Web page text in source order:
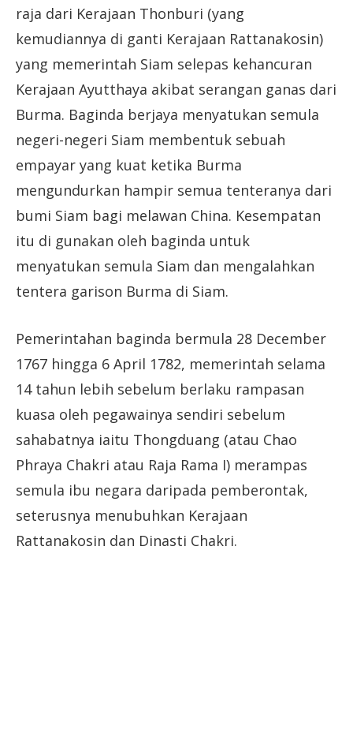
raja dari Kerajaan Thonburi (yang
kemudiannya di ganti Kerajaan Rattanakosin)
yang memerintah Siam selepas kehancuran
Kerajaan Ayutthaya akibat serangan ganas dari
Burma. Baginda berjaya menyatukan semula
negeri-negeri Siam membentuk sebuah
empayar yang kuat ketika Burma
mengundurkan hampir semua tenteranya dari
bumi Siam bagi melawan China. Kesempatan
itu di gunakan oleh baginda untuk
menyatukan semula Siam dan mengalahkan
tentera garison Burma di Siam.
Pemerintahan baginda bermula 28 December
1767 hingga 6 April 1782, memerintah selama
14 tahun lebih sebelum berlaku rampasan
kuasa oleh pegawainya sendiri sebelum
sahabatnya iaitu Thongduang (atau Chao
Phraya Chakri atau Raja Rama I) merampas
semula ibu negara daripada pemberontak,
seterusnya menubuhkan Kerajaan
Rattanakosin dan Dinasti Chakri.